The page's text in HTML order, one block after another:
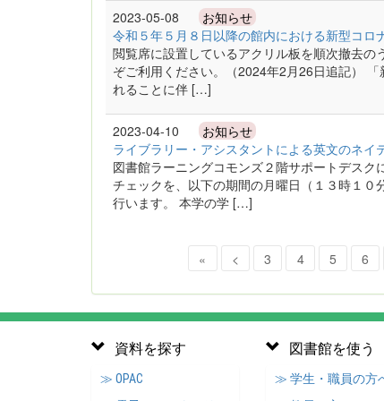
2023-05-08 お知らせ
令和５年５月８日以降の館内における新型コロ
閲覧席に設置しているアクリル板を順次撤去
ぞご利用ください。（2024年2月26日追記）
れることに伴 […]
2023-04-10 お知らせ
ライブラリー・アシスタントによる英文のネイ
図書館ラーニングコモンズ２階サポートデス
チェックを、以下の期間の月曜日（１３時１
行います。 本学の学 […]
« < 3 4 5 6
資料を探す
≫ OPAC
図書館を使う
≫ 学生・職員の方